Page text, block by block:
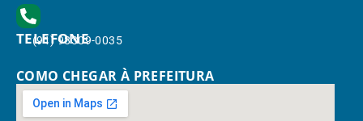
TELEFONE
(91) 98309-0035
COMO CHEGAR À PREFEITURA